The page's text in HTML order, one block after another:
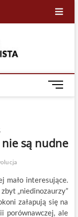
M
e
u
t
n
są nudne
mało interesujące.
„niedinozaurzy”
załapują się na
porównawczej, ale